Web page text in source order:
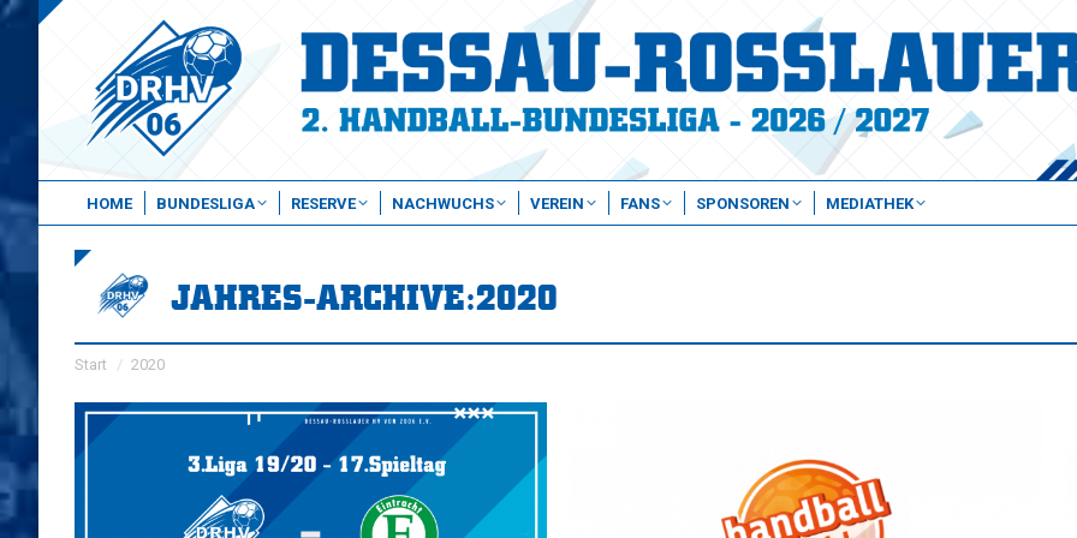
HOME BUNDESLIGA RESERVE NACHWUCHS VEREIN FANS SPONSOREN MEDIATHEK
JAHRES-ARCHIVE:2020
Sie befinden sich hier:
Start 2020